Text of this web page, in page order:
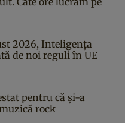
2026, Inteligența
de noi reguli în UE
pentru că și-a
rock